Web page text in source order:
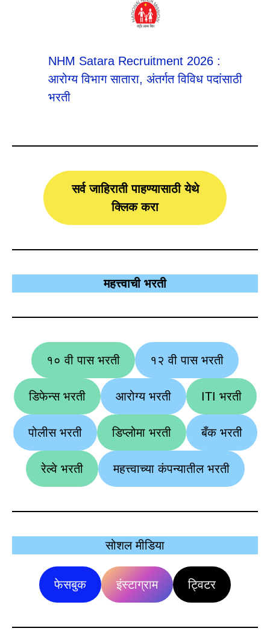
NHM Satara Recruitment 2026 :
आरोग्य विभाग सातारा, अंतर्गत विविध पदांसाठी
भरती
सर्व जाहिराती पाहण्यासाठी येथे
क्लिक करा
महत्त्वाची भरती
१० वी पास भरती १२ वी पास भरती
डिफेन्स भरती आरोग्य भरती ITI भरती
पोलीस भरती डिप्लोमा भरती बँक भरती
रेल्वे भरती महत्त्वाच्या कंपन्यातील भरती
सोशल मीडिया
फेसबुक इंस्टाग्राम ट्विटर